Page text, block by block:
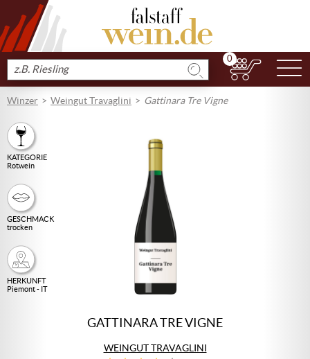
Produkt
suchen
0
Winzer Weingut Travaglini Gattinara Tre Vigne
KATEGORIE
Rotwein
GESCHMACK
trocken
HERKUNFT
Piemont - IT
GATTINARA TRE VIGNE
WEINGUT TRAVAGLINI